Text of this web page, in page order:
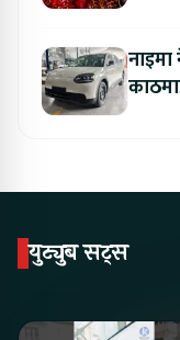
युट्युब सट्स